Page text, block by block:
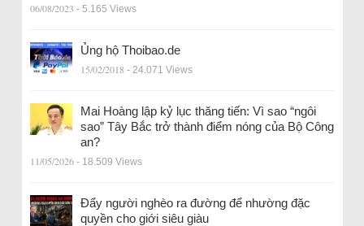
06/08/2023 - 5.165 Views
Ủng hộ Thoibao.de
15/02/2018 - 24.071 Views
Mai Hoàng lập kỷ lục thăng tiến: Vì sao “ngôi
sao” Tây Bắc trở thành điểm nóng của Bộ Công
an?
11/05/2026 - 18.509 Views
Đẩy người nghèo ra đường để nhường đặc
quyền cho giới siêu giàu